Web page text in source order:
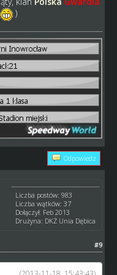
)
Odpowiedz
Liczba postów: 983
Liczba wątków: 37
Dołączył: Feb 2013
Drużyna: DKŻ Unia Dębica
#9